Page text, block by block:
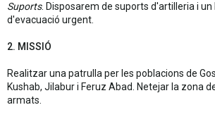
Suports. Disposarem de suports d'artilleria i
d'evacuació urgent.
2. MISSIÓ
Realitzar una patrulla per les poblacions de
Kushab, Jilabur i Feruz Abad. Netejar la zona
armats.